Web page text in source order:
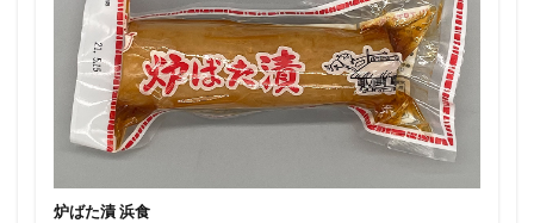
炉ばた漬 浜食